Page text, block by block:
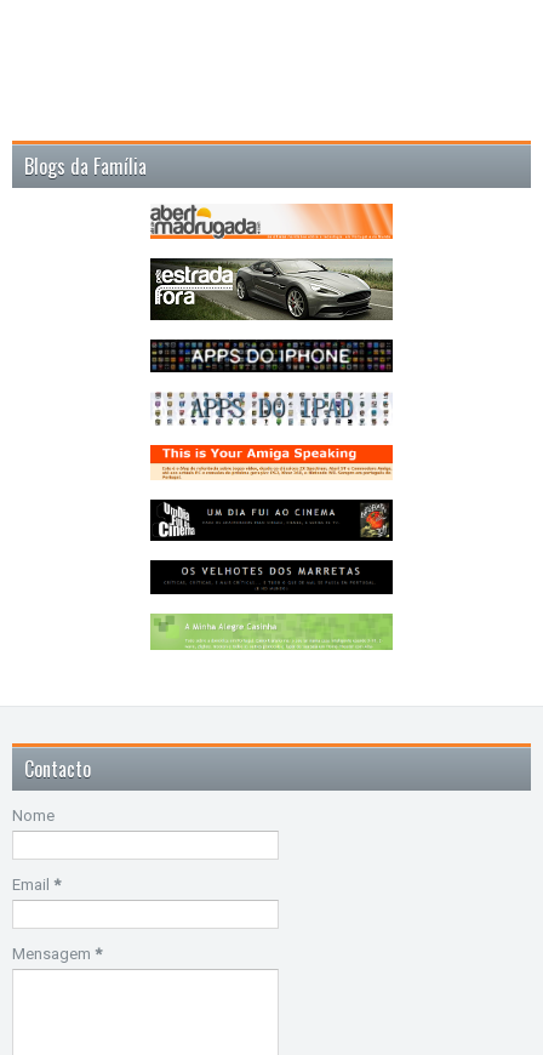
Blogs da Família
Contacto
Nome
Email *
Mensagem *